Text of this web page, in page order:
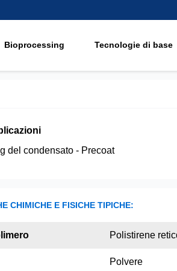
Bioprocessing Tecnologie di base
Semiconduttori - Elettronica
del condensato - Precoat
CHIMICHE E FISICHE TIPICHE:
Polistirene
Polvere